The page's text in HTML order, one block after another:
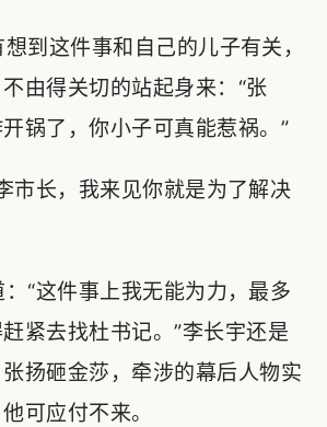
到这件事和自己的儿子有关，
由得关切的站起身来：“张
锅了，你小子可真能惹祸。”
市长，我来见你就是为了解决
“这件事上我无能为力，最多
紧去找杜书记。”李长宇还是
扬砸金莎，牵涉的幕后人物实
可应付不来。